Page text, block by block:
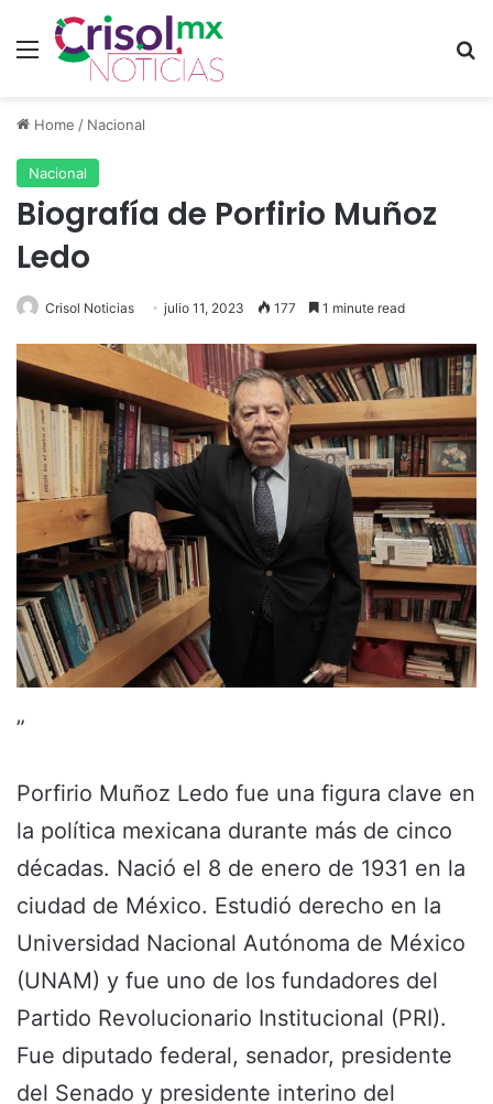
Menu
Home / Nacional
Nacional
Biografía de Porfirio Muñoz
Ledo
Crisol Noticias julio 11, 2023 177 1 minute read
”
Porfirio Muñoz Ledo fue una figura clave en
la política mexicana durante más de cinco
décadas. Nació el 8 de enero de 1931 en la
ciudad de México. Estudió derecho en la
Universidad Nacional Autónoma de México
(UNAM) y fue uno de los fundadores del
Partido Revolucionario Institucional (PRI).
Fue diputado federal, senador, presidente
del Senado y presidente interino del